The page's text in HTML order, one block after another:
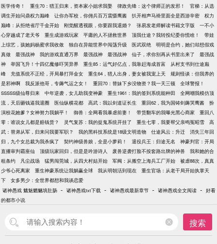
医学传奇！
重生70：猎王归来，资本家小姐求我娶 律政先锋：这个律师正的发邪！
官梯：从选
调生开始问鼎权力巅峰
让你办军校，你佣兵百万震慑鹰酱 扒开相声马褂里面全是西游辛密
权力
巅峰：从拒绝省厅千金开始
刚觉醒透视眼，你要跟我退婚？ 张易发老师解读书籍文字版
一不小
心穿越成了老天爷
重生成游戏玩家 平庸的人不拯救世界 顶我仕途？我转投纪委你慌啥！
带娃
上综艺，孩她妈杨蜜求我收敛
独自在异能世界中闯荡升级 医武双绝
明明是合约，她们却想假戏
真做
最强战神 我的游戏直通万界 最强战神 最强战神 仙子，求你别再从书里出来了
最强战
神
举国飞升！十四亿魔修吓哭异界 重生85：运气好亿点，我靠赶海成首富
从村支书到仕途巅
峰
充值系统不正经，开局暴打拜金女 重生64，猎人出身，妻女被我宠上天
规则怪谈：但我养的
是邪神啊
我反派他哥，专薅气运之女！ 重回70：替妹下乡没物资？我一天三顿
全球警报！
SSSSS级仙尊归来
中年逆袭，女儿助我变神豪 重生1961：我的签到系统能种田
全网嘲我模仿顶
流，天后砸钱逼我退圈
医仙纵横花都 高武：我以剑道证长生 重回62，我为国铸剑薅哭鹰酱
扮
演校花她爹？女神努力我躺平！
御兽：全网看我暴虐前妻！ 带货翻车的我曝光黑心商家
重回八
零：谁说女儿都是赔钱货？
灵气复苏：我的捉鬼系统开挂了 重生七零，我要帮父亲鸣冤昭雪
高
武：替弟从军，归来问我要军职？
我的黑科技系统是18级文明造物 仕途风云：升迁
消失三年回
归，九个女总裁为我杀疯了
契约神级兽娘，全是小萝莉！ 退役兵王：归途无名
神豪判官：开局
直播审判霸座仙
顶级玩家回归，但是是吟游诗人 废兽逆袭打脸不按套路出牌的神兽
我和她的合
租条约
凡尘战场 猛男闯莞城，从四大村姑开始 军阀：从搬空上海兵工厂开始
被虐88次，真真
少爷心死离家
重生神豪系统让我躺赢全球 我从明朝活到现在
重生官场：从老干局开始执掌天
下
女多男少：全世界都想和我谈恋爱
诸神愚戏 魑魅魍魉填肚肠 - 诸神愚戏txt下载 - 诸神愚戏最新章节 - 诸神愚戏全文阅读 - 好看
的都市小说
搜索